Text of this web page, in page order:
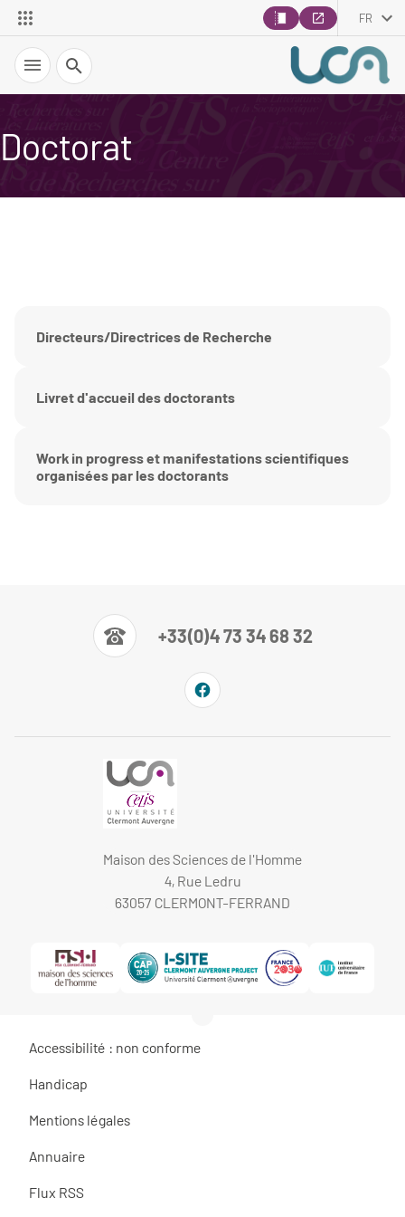
FR
Recherche
Doctorat
Directeurs/Directrices de Recherche
Livret d'accueil des doctorants
Work in progress et manifestations scientifiques
organisées par les doctorants
+33(0)4 73 34 68 32
Maison des Sciences de l'Homme
4, Rue Ledru
63057 CLERMONT-FERRAND
Accessibilité : non conforme
Handicap
Mentions légales
Annuaire
Flux RSS